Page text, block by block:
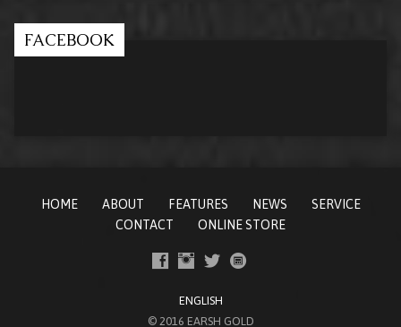
FACEBOOK
HOME ABOUT FEATURES NEWS
SERVICE
CONTACT
ONLINE STORE
ENGLISH
© 2016 EARSH GOLD